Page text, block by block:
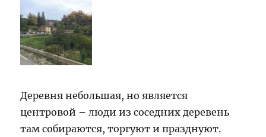
Деревня небольшая, но является
центровой – люди из соседних деревень
там собираются, торгуют и празднуют.